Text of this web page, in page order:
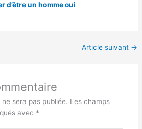
d’être un homme oui
Article suivant →
sera pas publiée. Les champs
avec *